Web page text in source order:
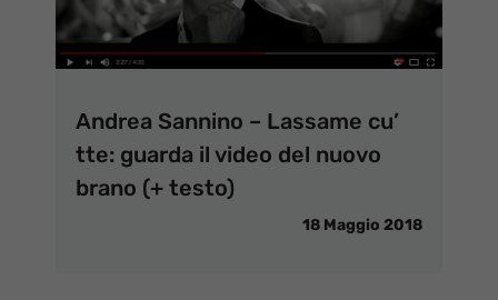
Andrea Sannino – Lassame cu’
tte: guarda il video del nuovo
brano (+ testo)
18 Maggio 2018